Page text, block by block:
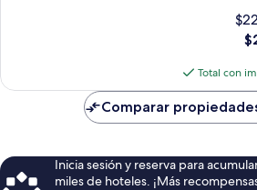
El
es
Total con
Comparar
Inicia sesión y reserva para
miles de hoteles. ¡Más